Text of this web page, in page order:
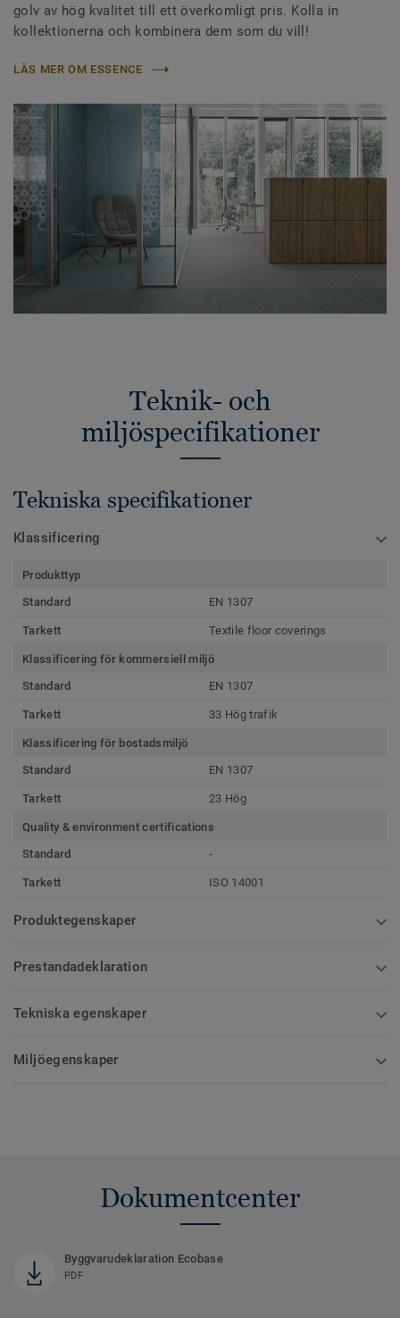
golv av hög kvalitet till ett överkomligt pris. Kolla in
kollektionerna och kombinera dem som du vill!
LÄS MER OM ESSENCE
Teknik- och
miljöspecifikationer
Tekniska specifikationer
Klassificering
Produkttyp
Standard
EN 1307
Tarkett Textile floor coverings
Klassificering för kommersiell miljö
Standard
EN 1307
Tarkett 33 Hög trafik
Klassificering för bostadsmiljö
Standard
EN 1307
Tarkett 23 Hög
Quality & environment certifications
Standard
-
Tarkett ISO 14001
Produktegenskaper
Prestandadeklaration
Tekniska egenskaper
Miljöegenskaper
Dokumentcenter
Byggvarudeklaration Ecobase
PDF